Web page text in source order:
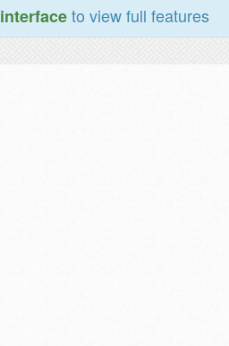
interfaceto view full features